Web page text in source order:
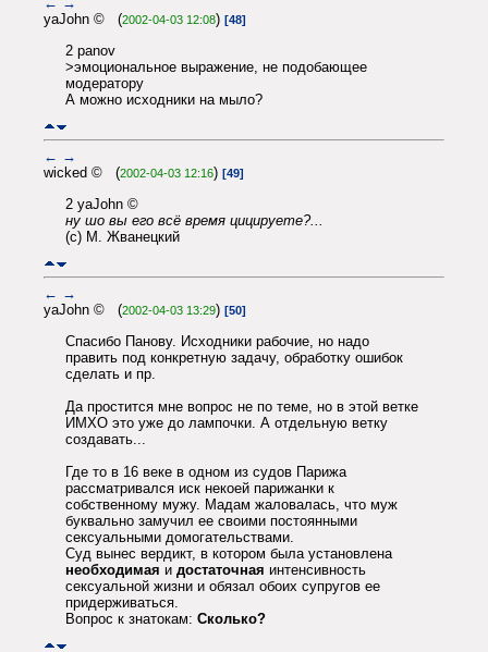
yaJohn © (2002-04-03 12:08) [48]
2 panov
>эмоциональное выражение, не подобающее
модератору
А можно исходники на мыло?
← →
wicked © (2002-04-03 12:16) [49]
2 yaJohn ©
ну шо вы его всё время цицируете?...
(с) М. Жванецкий
← →
yaJohn © (2002-04-03 13:29) [50]
Спасибо Панову. Исходники рабочие, но надо
править под конкретную задачу, обработку ошибок
сделать и пр.
Да простится мне вопрос не по теме, но в этой ветке
ИМХО это уже до лампочки. А отдельную ветку
создавать...
Где то в 16 веке в одном из судов Парижа
рассматривался иск некоей парижанки к
собственному мужу. Мадам жаловалась, что муж
буквально замучил ее своими постоянными
сексуальными домогательствами.
Суд вынес вердикт, в котором была установлена
необходимая и достаточная интенсивность
сексуальной жизни и обязал обоих супругов ее
придерживаться.
Вопрос к знатокам: Сколько?